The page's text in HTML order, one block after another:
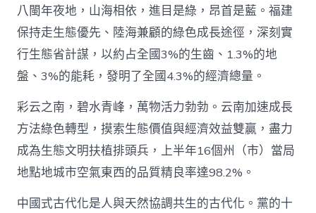
包
養
網
量
成
長
調
研
行）
_
中
國
網〉
中
八閩年夜地，山海相依，進目是綠，昂首是藍。福建
保持走生態優先、陸海兼顧的綠色成長途徑，深刻實
行生態省計謀，以約占全國3%的生齒、1.3%的地
盤、3%的能耗，發明了全國4.3%的經濟總量。
彩云之南，碧水青峰，萬物活力勃勃。云南加速成長
方法綠色轉型，摸索生態價值與經濟效益雙贏，盡力
成為生態文明扶植排頭兵，上半年16個州（市）當局
地點地城市空氣東西的品質精良率達98.2%。
中國式古代化是人與天然協調共生的古代化。黨的十